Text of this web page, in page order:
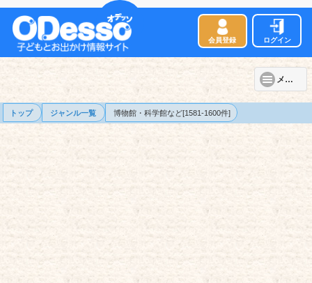
会員登録 ログイン
メニュー
トップ ジャンル一覧 博物館・科学館など[1581-1600件]